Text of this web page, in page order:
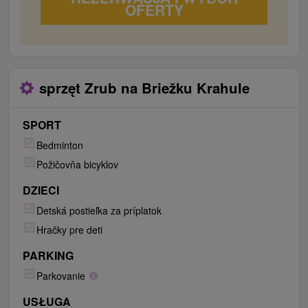
neďaleké kúpele v Turčianskych Tepliciach s
OFERTY
sprzęt Zrub na Briežku Krahule
SPORT
Bedminton
Požičovňa bicyklov
DZIECI
Detská postieľka za príplatok
Hračky pre deti
PARKING
Parkovanie
USŁUGA